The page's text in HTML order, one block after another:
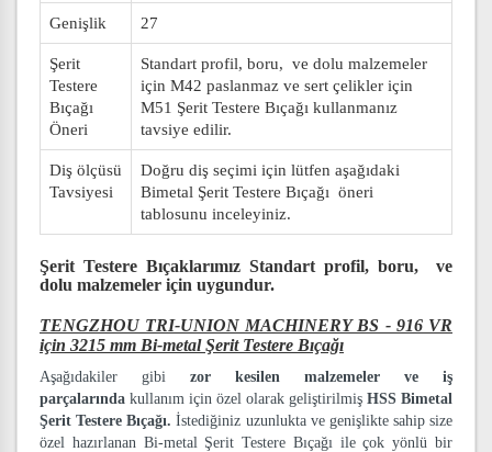
Genişlik 27
Şerit
Testere
Bıçağı
Öneri
Standart profil, boru, ve dolu malzemeler
için M42 paslanmaz ve sert çelikler için
M51 Şerit Testere Bıçağı kullanmanız
tavsiye edilir.
Diş ölçüsü
Tavsiyesi
Doğru diş seçimi için lütfen aşağıdaki
Bimetal Şerit Testere Bıçağı öneri
tablosunu inceleyiniz.
Şerit Testere Bıçaklarımız Standart profil, boru, ve
dolu malzemeler için uygundur.
TENGZHOU TRI-UNION MACHINERY BS - 916 VR
için 3215 mm Bi-metal Şerit Testere Bıçağı
Aşağıdakiler gibi zor kesilen malzemeler ve iş
parçalarında kullanım için özel olarak geliştirilmiş HSS Bimetal
Şerit Testere Bıçağı.İstediğiniz uzunlukta ve genişlikte sahip size
özel hazırlanan Bi-metal Şerit Testere Bıçağı ile çok yönlü bir